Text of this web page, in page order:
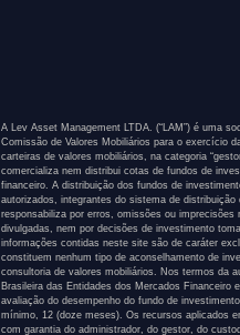
A Lev Asset Management LTDA. (“LAM”) é uma
Comissão de Valores Mobiliários para o exercício
carteiras de valores mobiliários, na categoria
comercializa nem distribui cotas de fundos de
financeiro. A distribuição dos fundos de
autorizados, integrantes do sistema de
responsabiliza por erros, omissões ou imprecisões
divulgadas, nem por decisões de investimento
informações contidas neste site são de caráter
constituem nenhum tipo de aconselhamento de
consultoria de valores mobiliários. Nos termos da
Brasileira das Entidades dos Mercados Financeiro
avaliação do desempenho do fundo de
mínimo, 12 (doze meses). Os recursos aplicados
com garantia do administrador, do gestor, do